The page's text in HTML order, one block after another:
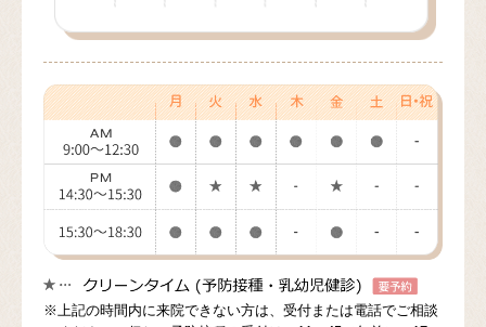
※上記の時間内に来院できない方は、受付または電話でご相談